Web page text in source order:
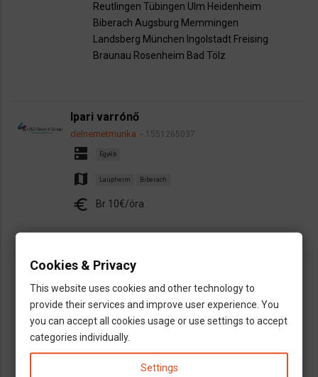
Reutlingen Tübingen Ulm Heidenheim
Biberach Augsburg Memmingen
Landsberg München Ingolstadt Freising
Braunau Rosenheim Bad Tölz
Ipari varrónő
delnemetmunka 1551265037
dns Egyéb
map Laupheim Biberach
euro Br 10€/óra
Pék,Péksegéd
delnemetmunka 1543913709
dns Élelmiszeripar
map Biberach
euro Br 10€/óra
Cookies & Privacy
This website uses cookies and other technology to
provide their services and improve user experience. You
you can accept all cookies usage or use settings to accept
categories individually.
Settings